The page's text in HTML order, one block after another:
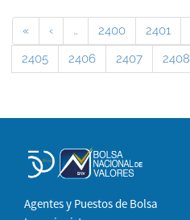
« ‹ … 2400 2401
2405
2406 2407 2408
Agentes y Puestos de Bolsa